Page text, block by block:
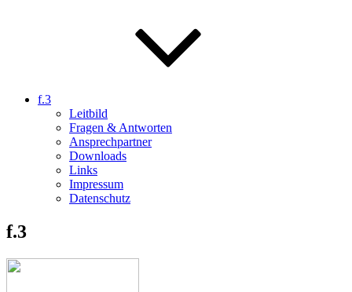
f.3
Leitbild
Fragen & Antworten
Ansprechpartner
Downloads
Links
Impressum
Datenschutz
f.3